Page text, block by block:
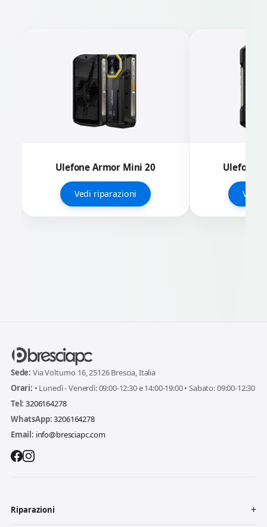
Ulefone Armor Mini 20
Vedi riparazioni
Ulefone
Vedi
Sede: Via Volturno 16, 25126 Brescia, Italia
Orari: • Lunedì - Venerdì: 09:00-12:30 e 14:00-19:00 • Sabato: 09:00-12:30
Tel: 3206164278
WhatsApp:3206164278
Email: info@bresciapc.com
Riparazioni